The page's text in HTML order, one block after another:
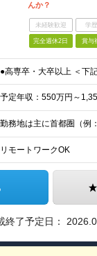
んか？
未経験歓迎 学
完全週休2日 賞与
リモートワークOK
終了予定日：